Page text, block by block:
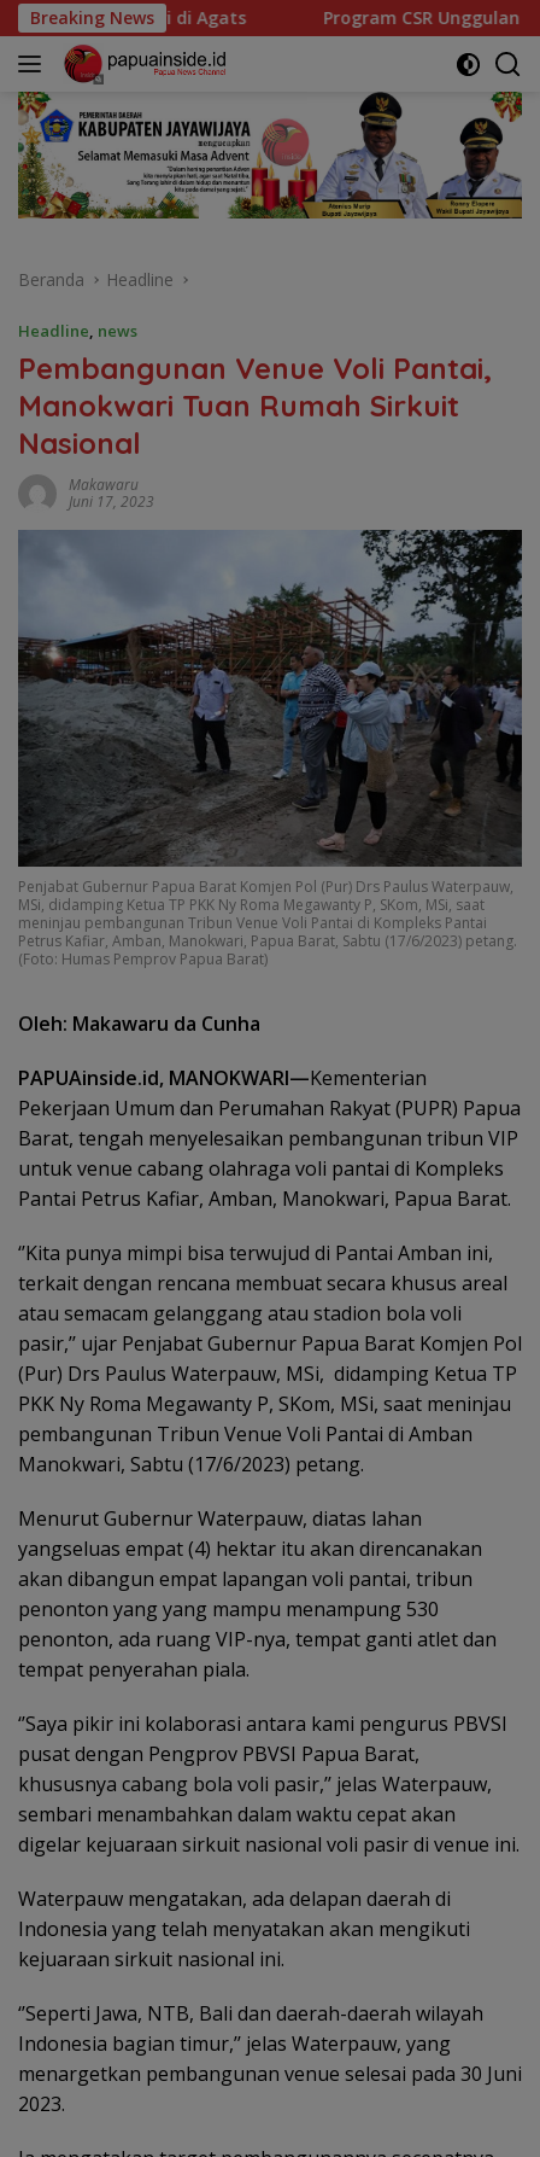
Langsung
ke
konten
Breaking NewsProgram CSR Unggulan Pertamina Patra Niaga
Beranda Headline
Headline news
Pembangunan Venue Voli Pantai,
Manokwari Tuan Rumah Sirkuit
Nasional
Makawaru
Juni 17, 2023
Penjabat Gubernur Papua Barat Komjen Pol (Pur) Drs Paulus Waterpauw,
MSi, didamping Ketua TP PKK Ny Roma Megawanty P, SKom, MSi, saat
meninjau pembangunan Tribun Venue Voli Pantai di Kompleks Pantai
Petrus Kafiar, Amban, Manokwari, Papua Barat, Sabtu (17/6/2023) petang.
(Foto: Humas Pemprov Papua Barat)
Oleh: Makawaru da Cunha
PAPUAinside.id, MANOKWARI—Kementerian
Pekerjaan Umum dan Perumahan Rakyat (PUPR) Papua
Barat, tengah menyelesaikan pembangunan tribun VIP
untuk venue cabang olahraga voli pantai di Kompleks
Pantai Petrus Kafiar, Amban, Manokwari, Papua Barat.
‘’Kita punya mimpi bisa terwujud di Pantai Amban ini,
terkait dengan rencana membuat secara khusus areal
atau semacam gelanggang atau stadion bola voli
pasir,’’ ujar Penjabat Gubernur Papua Barat Komjen Pol
(Pur) Drs Paulus Waterpauw, MSi, didamping Ketua TP
PKK Ny Roma Megawanty P, SKom, MSi, saat meninjau
pembangunan Tribun Venue Voli Pantai di Amban
Manokwari, Sabtu (17/6/2023) petang.
Menurut Gubernur Waterpauw, diatas lahan
yangseluas empat (4) hektar itu akan direncanakan
akan dibangun empat lapangan voli pantai, tribun
penonton yang yang mampu menampung 530
penonton, ada ruang VIP-nya, tempat ganti atlet dan
tempat penyerahan piala.
‘’Saya pikir ini kolaborasi antara kami pengurus PBVSI
pusat dengan Pengprov PBVSI Papua Barat,
khususnya cabang bola voli pasir,’’ jelas Waterpauw,
sembari menambahkan dalam waktu cepat akan
digelar kejuaraan sirkuit nasional voli pasir di venue ini.
Waterpauw mengatakan, ada delapan daerah di
Indonesia yang telah menyatakan akan mengikuti
kejuaraan sirkuit nasional ini.
‘’Seperti Jawa, NTB, Bali dan daerah-daerah wilayah
Indonesia bagian timur,’’ jelas Waterpauw, yang
menargetkan pembangunan venue selesai pada 30 Juni
2023.